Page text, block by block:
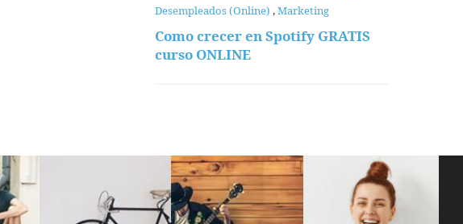
Desempleados (Online) ,Marketing
Como crecer en Spotify GRATIS
curso ONLINE